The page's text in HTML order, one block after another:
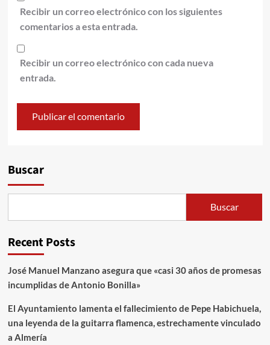
Recibir un correo electrónico con los siguientes
comentarios a esta entrada.
Recibir un correo electrónico con cada nueva
entrada.
Buscar
Buscar
Recent Posts
José Manuel Manzano asegura que «casi 30 años de promesas
incumplidas de Antonio Bonilla»
El Ayuntamiento lamenta el fallecimiento de Pepe Habichuela,
una leyenda de la guitarra flamenca, estrechamente vinculado
a Almería